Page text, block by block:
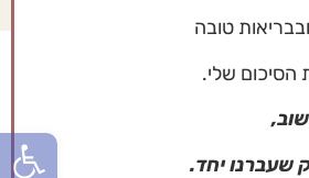
פתח
טובה
הסיכום שלי.
יחד.